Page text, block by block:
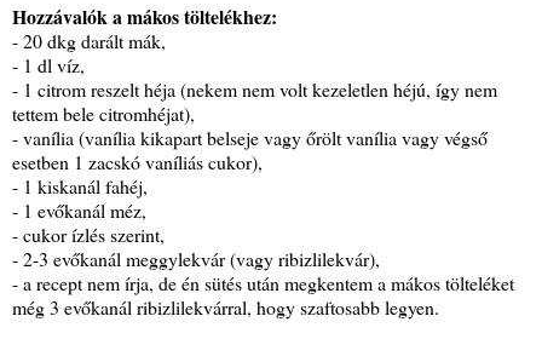
Hozzávalók a mákos töltelékhez:
- 20 dkg darált mák,
- 1 dl víz,
- 1 citrom reszelt héja (nekem nem volt kezeletlen héjú, így nem
tettem bele citromhéjat),
- vanília (vanília kikapart belseje vagy őrölt vanília vagy végső
esetben 1 zacskó vaníliás cukor),
- 1 kiskanál fahéj,
- 1 evőkanál méz,
- cukor ízlés szerint,
- 2-3 evőkanál meggylekvár (vagy ribizlilekvár),
- a recept nem írja, de én sütés után megkentem a mákos tölteléket
még 3 evőkanál ribizlilekvárral, hogy szaftosabb legyen.